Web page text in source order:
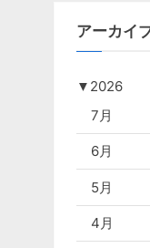
アーカイ
▼ 2026
7月
6月
5月
4月